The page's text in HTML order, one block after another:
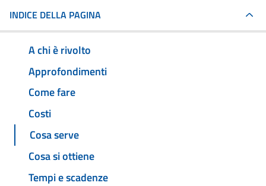
INDICE DELLA PAGINA
A chi è rivolto
Approfondimenti
Come fare
Costi
Cosa serve
Cosa si ottiene
Tempi e scadenze